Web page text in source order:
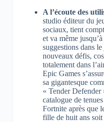
A l’écoute des
studio éditeur du
sociaux, tient
et va même
suggestions dans
nouveaux défis,
totalement dans
Epic Games
sa gigantesque
« Tender Defender
catalogue de
Fortnite après que
fille de huit ans